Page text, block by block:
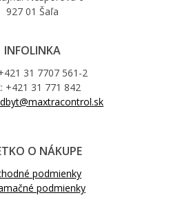
927 01 Šaľa
INFOLINKA
31 7707 561-2
+421 31 771 842
O NÁKUPE
podmienky
podmienky